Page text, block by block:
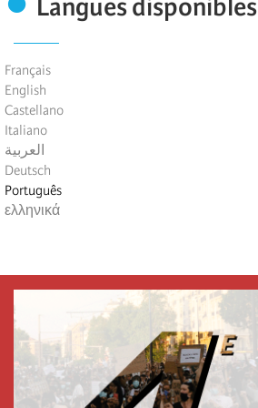
Langues disponibles
Français
English
Castellano
Italiano
العربية
Deutsch
Português
ελληνικά